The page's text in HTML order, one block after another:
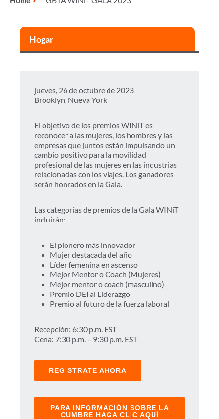
Hogar
jueves, 26 de octubre de 2023
Brooklyn, Nueva York
El objetivo de los premios WINiT es
reconocer a las mujeres, los hombres y las
empresas que juntos están impulsando un
cambio positivo para la movilidad
profesional de las mujeres en las industrias
relacionadas con los viajes. Los ganadores
serán honrados en la Gala.
Las categorías de premios de la Gala WINiT
incluirán:
El pionero más innovador
Mujer destacada del año
Líder femenina en ascenso
Mejor Mentor o Coach (Mujeres)
Mejor mentor o coach (masculino)
Premio DEI al Liderazgo
Premio al futuro de la fuerza laboral
Recepción: 6:30 p.m. EST
Cena: 7:30 p.m. – 9:30 p.m. EST
REGÍSTRATE AHORA
PARA INFORMACIÓN SOBRE LA
CUMBRE HAGA CLIC AQUÍ